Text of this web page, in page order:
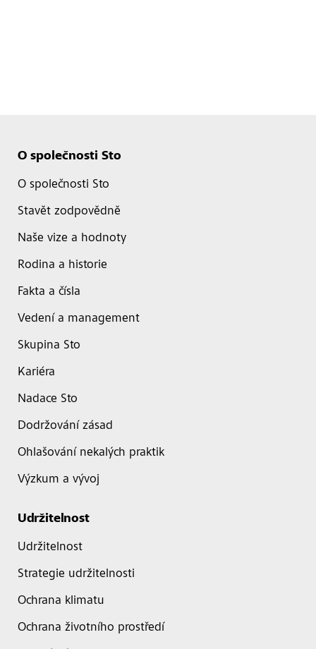
O společnosti Sto
O společnosti Sto
Stavět zodpovědně
Naše vize a hodnoty
Rodina a historie
Fakta a čísla
Vedení a management
Skupina Sto
Kariéra
Nadace Sto
Dodržování zásad
Ohlašování nekalých praktik
Výzkum a vývoj
Udržitelnost
Udržitelnost
Strategie udržitelnosti
Ochrana klimatu
Ochrana životního prostředí